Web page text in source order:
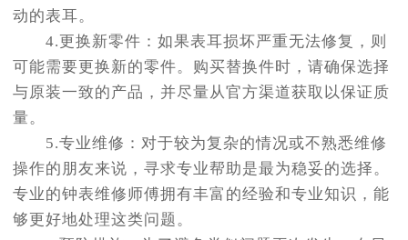
动的表耳。
4.更换新零件：如果表耳损坏严重无法修复，则
可能需要更换新的零件。购买替换件时，请确保选择
与原装一致的产品，并尽量从官方渠道获取以保证质
量。
5.专业维修：对于较为复杂的情况或不熟悉维修
操作的朋友来说，寻求专业帮助是最为稳妥的选择。
专业的钟表维修师傅拥有丰富的经验和专业知识，能
够更好地处理这类问题。